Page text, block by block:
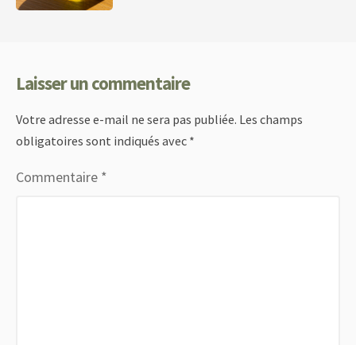
Laisser un commentaire
Votre adresse e-mail ne sera pas publiée. Les champs
obligatoires sont indiqués avec *
Commentaire *